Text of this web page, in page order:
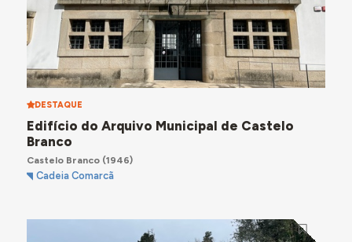
DESTAQUE
Edifício do Arquivo Municipal de Castelo
Branco
Castelo Branco(1946)
Cadeia Comarcã